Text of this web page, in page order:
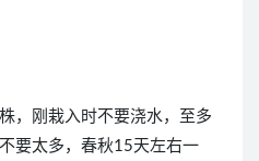
，刚栽入时不要浇水，至多
要太多，春秋15天左右一